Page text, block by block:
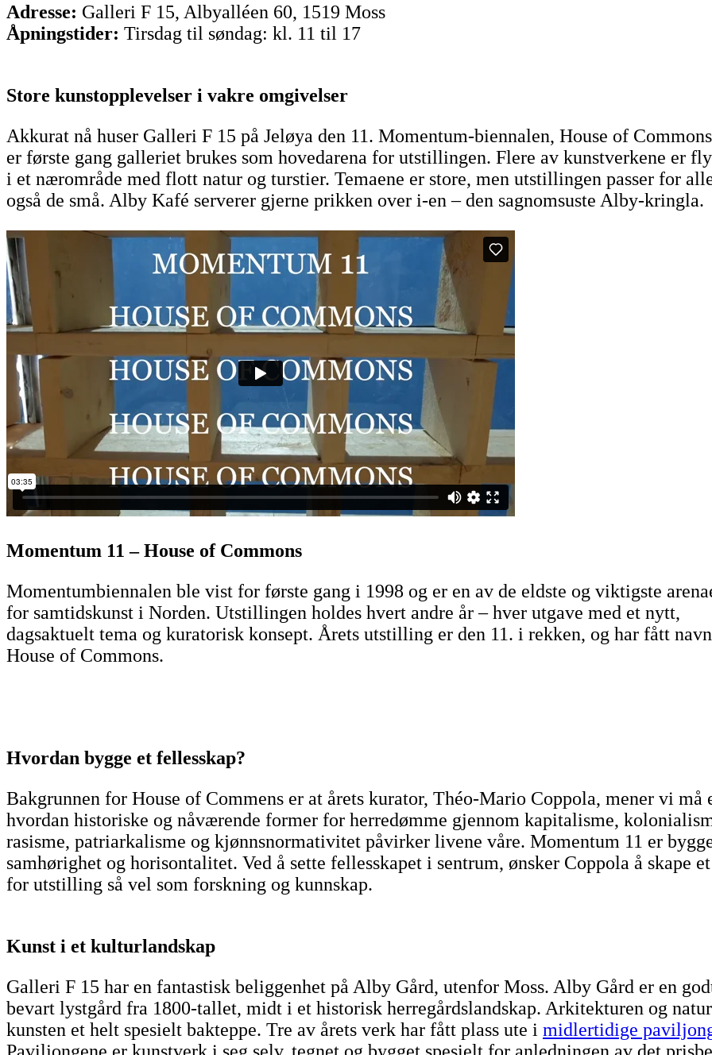
Adresse: Galleri F 15, Albyalléen 60, 1519 Moss
Åpningstider: Tirsdag til søndag: kl. 11 til 17
Store kunstopplevelser i vakre omgivelser
Akkurat nå huser Galleri F 15 på Jeløya den 11. Momentum-biennalen, House of
er første gang galleriet brukes som hovedarena for utstillingen. Flere av kunstverkene er
i et nærområde med flott natur og turstier. Temaene er store, men utstillingen passer for
også de små. Alby Kafé serverer gjerne prikken over i-en – den sagnomsuste Alby-kringla.
Momentum 11 – House of Commons
Momentumbiennalen ble vist for første gang i 1998 og er en av de eldste og viktigste
for samtidskunst i Norden. Utstillingen holdes hvert andre år – hver utgave med et nytt,
dagsaktuelt tema og kuratorisk konsept. Årets utstilling er den 11. i rekken, og har fått
House of Commons.
Hvordan bygge et fellesskap?
Bakgrunnen for House of Commens er at årets kurator, Théo-Mario Coppola, mener vi må
hvordan historiske og nåværende former for herredømme gjennom kapitalisme,
rasisme, patriarkalisme og kjønnsnormativitet påvirker livene våre. Momentum 11 er
samhørighet og horisontalitet. Ved å sette fellesskapet i sentrum, ønsker Coppola å skape
for utstilling så vel som forskning og kunnskap.
Kunst i et kulturlandskap
Galleri F 15 har en fantastisk beliggenhet på Alby Gård, utenfor Moss. Alby Gård er en
bevart lystgård fra 1800-tallet, midt i et historisk herregårdslandskap. Arkitekturen og
kunsten et helt spesielt bakteppe. Tre av årets verk har fått plass ute i midlertidige
Paviljongene er kunstverk i seg selv, tegnet og bygget spesielt for anledningen av det